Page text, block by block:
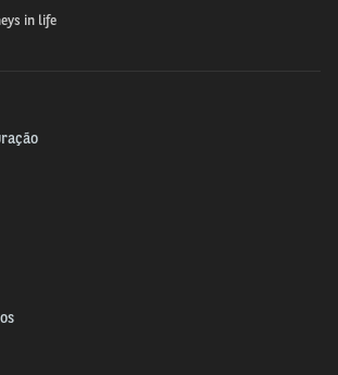
de jovens para o mercado de
evolução nos âmbitos
de diversidade e inclusão e
destaques nestes tópicos no ano
in life